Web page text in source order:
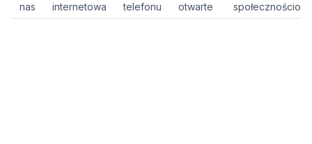
nas
internetowa
telefonu
otwarte